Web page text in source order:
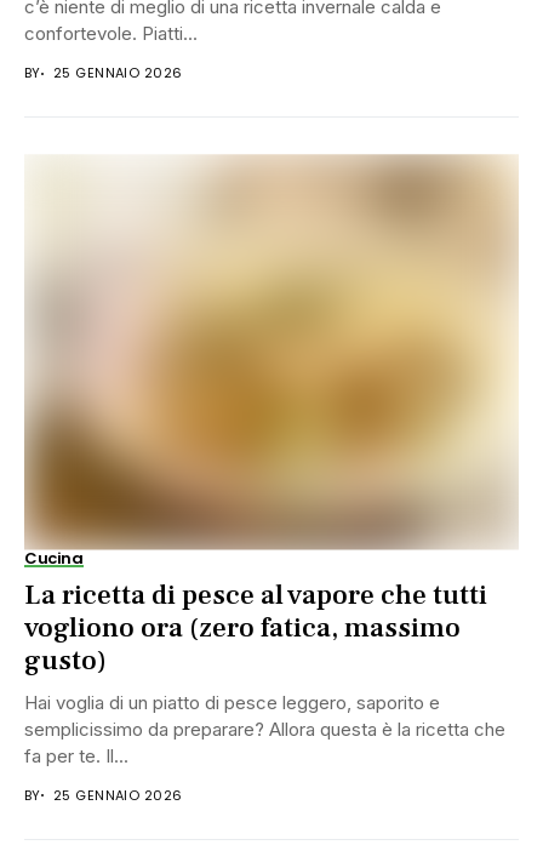
c’è niente di meglio di una ricetta invernale calda e
confortevole. Piatti...
BY 25 GENNAIO 2026
Cucina
La ricetta di pesce al vapore che tutti
vogliono ora (zero fatica, massimo
gusto)
Hai voglia di un piatto di pesce leggero, saporito e
semplicissimo da preparare? Allora questa è la ricetta che
fa per te. Il...
BY 25 GENNAIO 2026